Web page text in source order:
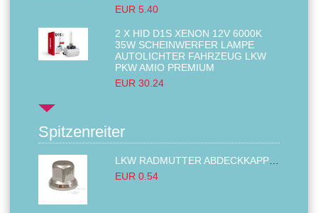
EUR 5.40
2 X HID D1S XENON 12V 6000K
35W SCHEINWERFER LAMPE
AUTOLICHTER FAHRZEUG LKW
PKW AMIO PREMIUM
EUR 30.24
Spitzenreiter
EUR 0.54